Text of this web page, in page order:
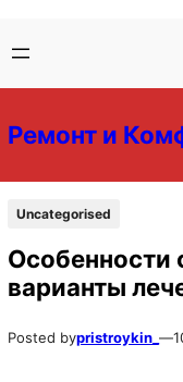
содержимому
содержимому
Ремонт и
Uncategorised
Особенности
варианты
Posted bypristroykin_ —